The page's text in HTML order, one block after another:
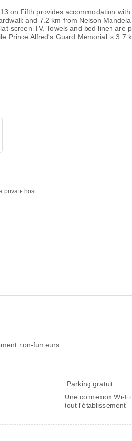
on Fifth provides accommodation
and 7.2 km from Nelson
screen TV. Towels and bed linen are
Prince Alfred's Guard Memorial is 3.7
private host
non-fumeurs
Parking gratuit
Une connexion Wi-
tout l'établissement